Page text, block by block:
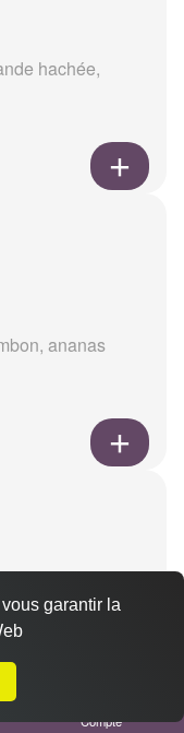
hachée,
ananas
hachée,
Compte
garantir la